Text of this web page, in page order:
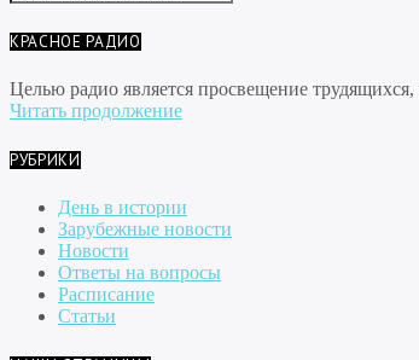
КРАСНОЕ РАДИО
Целью радио является просвещение
Читать продолжение
РУБРИКИ
День в истории
Зарубежные новости
Новости
Ответы на вопросы
Расписание
Статьи